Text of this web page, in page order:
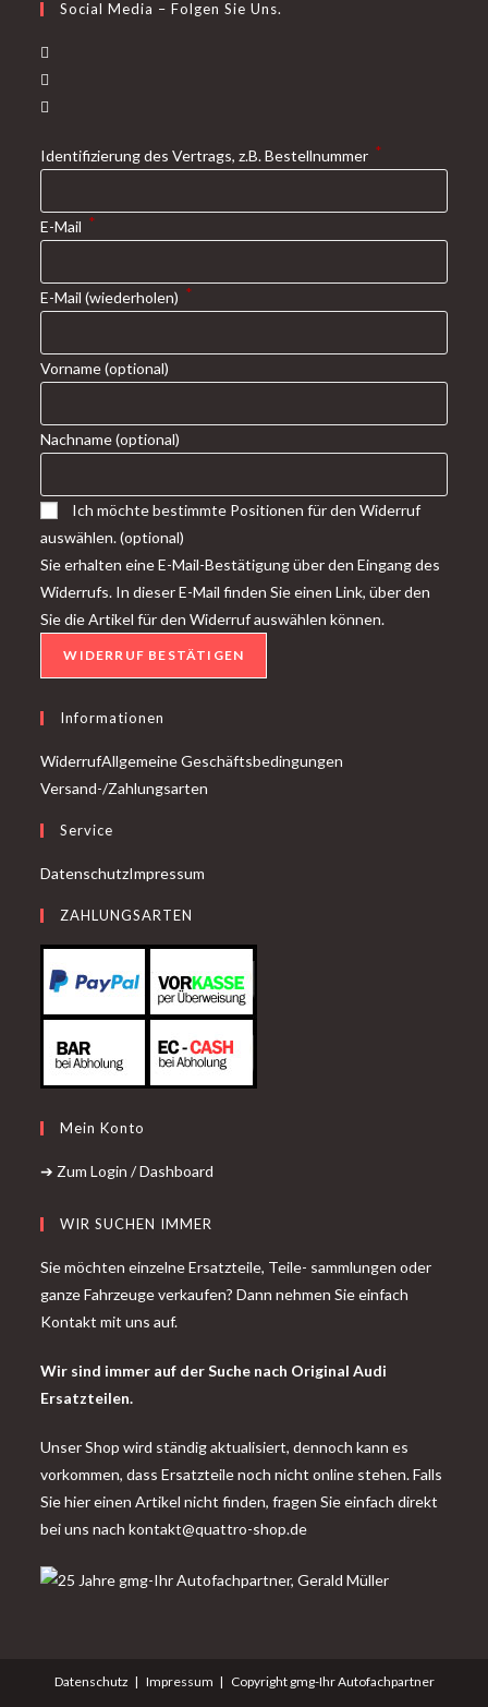
Social Media – Folgen Sie Uns.
Identifizierung des Vertrags, z.B. Bestellnummer *
E-Mail *
E-Mail (wiederholen) *
Vorname(optional)
Nachname(optional)
Ich möchte bestimmte Positionen für den Widerruf
auswählen.(optional)
Sie erhalten eine E-Mail-Bestätigung über den Eingang des
Widerrufs. In dieser E-Mail finden Sie einen Link, über den
Sie die Artikel für den Widerruf auswählen können.
WIDERRUF BESTÄTIGEN
Informationen
WiderrufAllgemeine Geschäftsbedingungen
Versand-/Zahlungsarten
Service
DatenschutzImpressum
ZAHLUNGSARTEN
Mein Konto
➔ Zum Login / Dashboard
WIR SUCHEN IMMER
Sie möchten einzelne Ersatzteile, Teile- sammlungen oder
ganze Fahrzeuge verkaufen? Dann nehmen Sie einfach
Kontakt mit uns auf.
Wir sind immer auf der Suche nach Original Audi
Ersatzteilen.
Unser Shop wird ständig aktualisiert, dennoch kann es
vorkommen, dass Ersatzteile noch nicht online stehen. Falls
Sie hier einen Artikel nicht finden, fragen Sie einfach direkt
bei uns nachkontakt@quattro-shop.de
Datenschutz Impressum Copyright gmg-Ihr Autofachpartner